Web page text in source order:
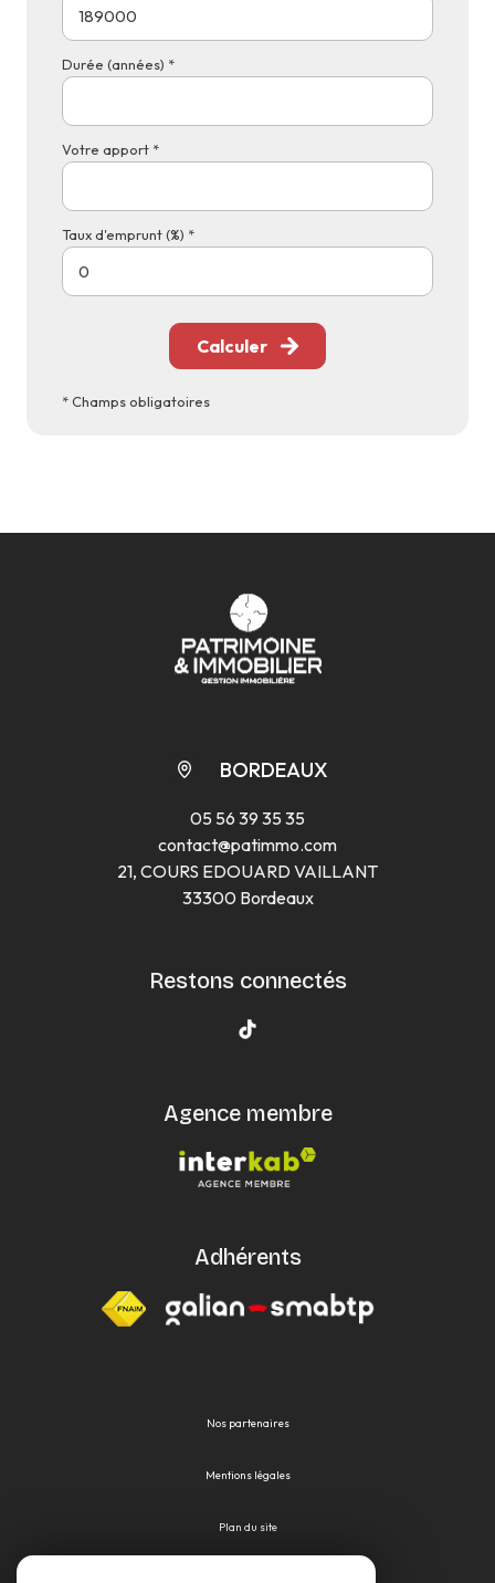
Durée (années) *
Votre apport *
Taux d'emprunt (%) *
Calculer
* Champs obligatoires
BORDEAUX
05 56 39 35 35
contact@patimmo.com
21, COURS EDOUARD VAILLANT
33300 Bordeaux
Restons connectés
Agence membre
Adhérents
Nos partenaires
Mentions légales
Plan du site